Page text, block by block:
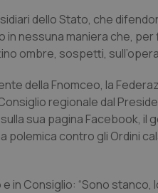
dello Stato, che
in nessuna maniera che,
ombre, sospetti,
della Fnomceo, la
regionale dal
sua pagina Facebook,
polemica contro gli Ordini
in Consiglio: “Sono